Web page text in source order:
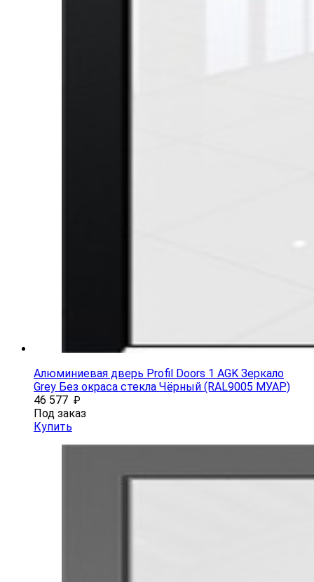
Алюминиевая дверь Profil Doors 1 AGK Зеркало
Grey Без окраса стекла Чёрный (RAL9005 МУАР)
46 577 ₽
Под заказ
Купить